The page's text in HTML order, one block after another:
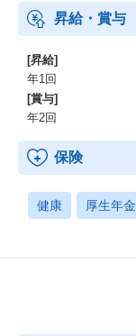
昇給・賞与
[昇給]
年1回
[賞与]
年2回
保険
健康 厚生年金